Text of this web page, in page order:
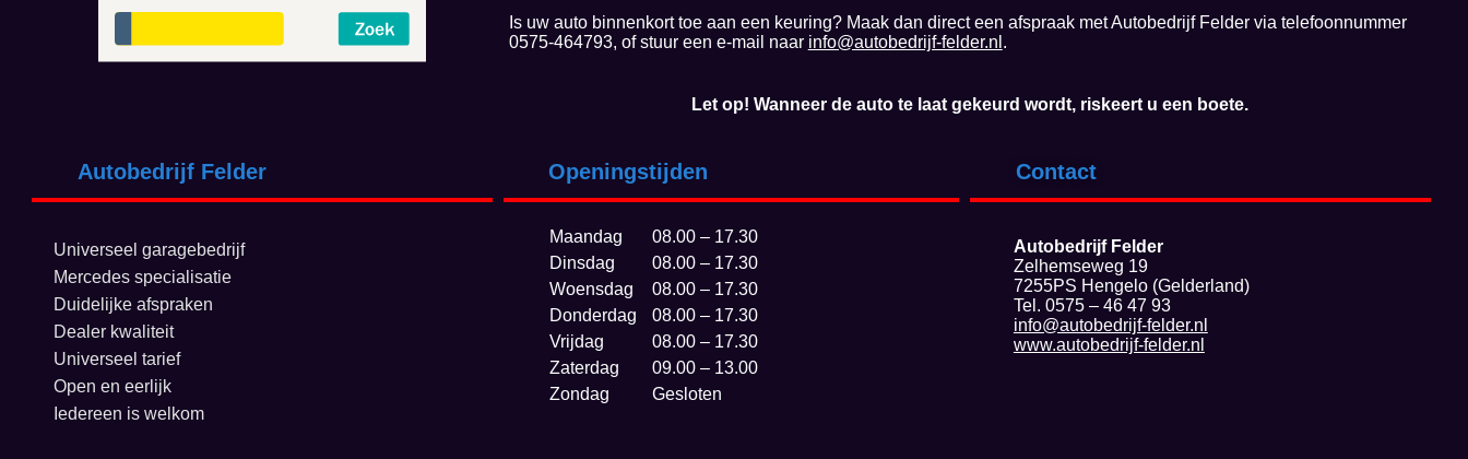
Is uw auto binnenkort toe aan een keuring? Maak dan direct een afspraak met Autobedrijf Felder via telefoonnummer
0575-464793, of stuur een e-mail naar info@autobedrijf-felder.nl .
Let op! Wanneer de auto te laat gekeurd wordt, riskeert u een boete.
Autobedrijf Felder
Universeel garagebedrijf
Mercedes specialisatie
Duidelijke afspraken
Dealer kwaliteit
Universeel tarief
Open en eerlijk
Iedereen is welkom
Openingstijden
Maandag
08.00 – 17.30
Dinsdag
08.00 – 17.30
Woensdag
08.00 – 17.30
Donderdag
08.00 – 17.30
Vrijdag
08.00 – 17.30
Zaterdag
09.00 – 13.00
Zondag
Gesloten
Contact
Autobedrijf Felder
Zelhemseweg 19
7255PS Hengelo (Gelderland)
Tel. 0575 – 46 47 93
info@autobedrijf-felder.nl
www.autobedrijf-felder.nl